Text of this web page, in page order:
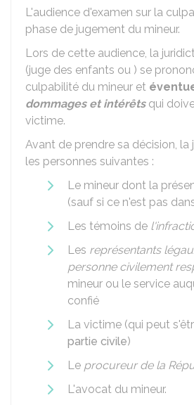
L'audience d'examen sur la
phase de jugement du mineur.
Lors de cette audience, la
(juge des enfants ou ) se
culpabilité du mineur et
dommages et intérêts qui
victime.
Avant de prendre sa décision,
les personnes suivantes :
Le mineur dont la
(sauf si ce n'est pas
Les témoins de
Les représentants
personne civilement
mineur ou le service
confié
La victime (qui peut
partie civile)
Le procureur de la
L'avocat du mineur.